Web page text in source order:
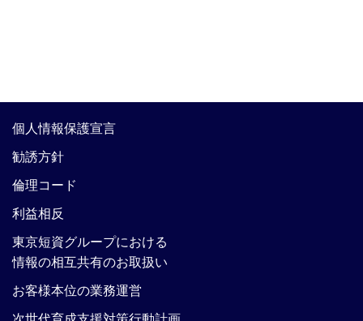
個人情報保護宣言
勧誘方針
倫理コード
利益相反
東京短資グループにおける
情報の相互共有のお取扱い
お客様本位の業務運営